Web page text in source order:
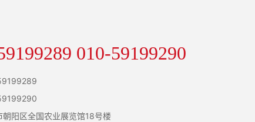
010-59199290
朝阳区全国农业展览馆18号楼